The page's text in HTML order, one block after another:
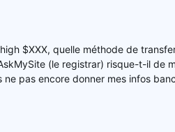
$XXX, quelle méthode de
(le registrar) risque-t-il de
pas encore donner mes infos